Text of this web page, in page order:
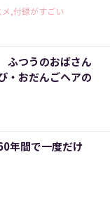
,付録がすごい
ふつうのおばさん
・おだんごヘアの
年間で一度だけ